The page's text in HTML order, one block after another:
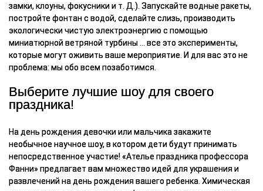
замки, клоуны, фокусники и т. Д.). Запускайте водные ракеты,
постройте фонтан с водой, сделайте слизь, производить
экологически чистую электроэнергию с помощью
миниатюрной ветряной турбины ... все это эксперименты,
которые могут оживить ваше мероприятие. И для вас это не
проблема: мы обо всем позаботимся.
Выберите лучшие шоу для своего
праздника!
На день рождения девочки или мальчика закажите
необычное научное шоу, в котором дети будут принимать
непосредственное участие! «Ателье праздника профессора
Фанни» предлагает вам множество идей для украшения и
развлечений на день рождения вашего ребенка. Химическая